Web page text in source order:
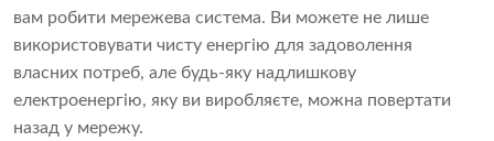
вам робити мережева система. Ви можете не лише
використовувати чисту енергію для задоволення
власних потреб, але будь-яку надлишкову
електроенергію, яку ви виробляєте, можна повертати
назад у мережу.